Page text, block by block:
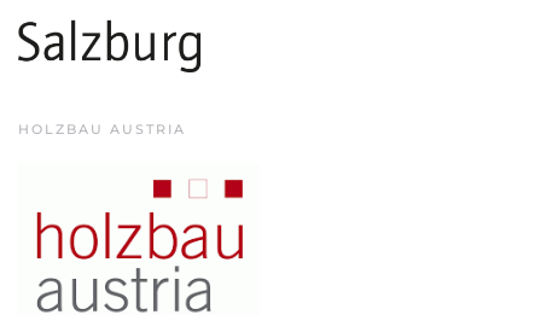
HOLZBAU AUSTRIA